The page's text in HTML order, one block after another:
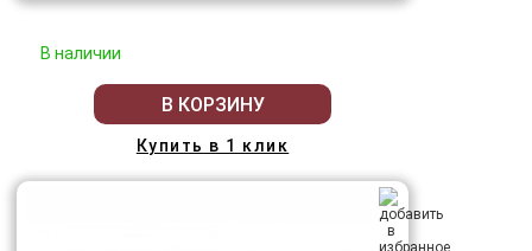
В наличии
В КОРЗИНУ
Купить в 1 клик